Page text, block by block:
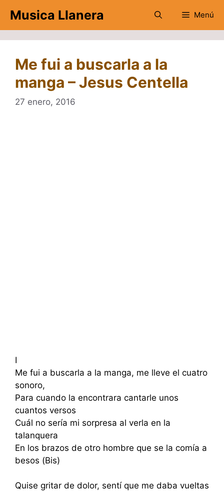
contenido
Musica Llanera Menú
Me fui a buscarla a la
manga – Jesus Centella
27 enero, 2016
I
Me fui a buscarla a la manga, me lleve el cuatro
sonoro,
Para cuando la encontrara cantarle unos
cuantos versos
Cuál no sería mi sorpresa al verla en la
talanquera
En los brazos de otro hombre que se la comía a
besos (Bis)
Quise gritar de dolor, sentí que me daba vueltas